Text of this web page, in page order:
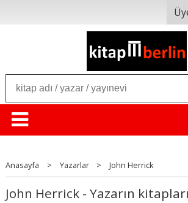
Anasayfa > Yazarlar > John Herrick
John Herrick - Yazarın kitapları